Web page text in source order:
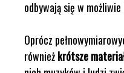
odbywają się w
Oprócz
równieżkrótsze